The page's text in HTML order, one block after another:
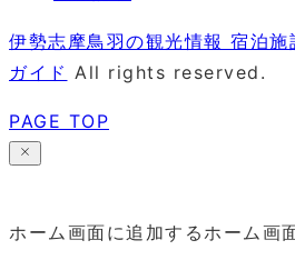
伊勢志摩鳥羽の観光情報 宿泊
ガイド All rights reserved.
PAGE TOP
ホーム画面に追加するホーム画